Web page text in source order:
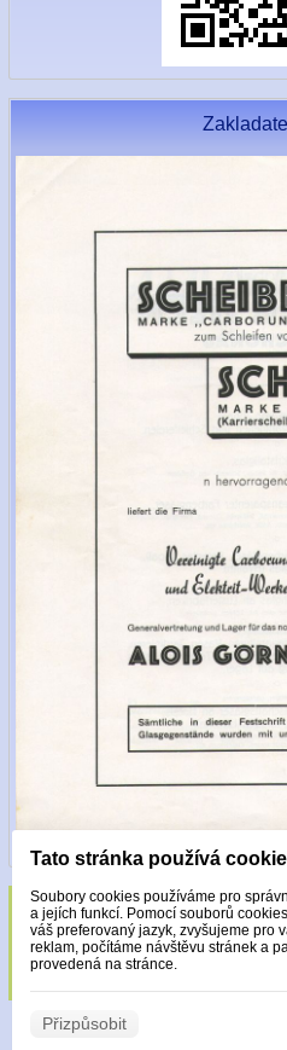
Sklo zdobeno pouze
Swarovski.
© 2026 WEXBO |
Tato stránka používá
Soubory cookies používáme pro
a jejích funkcí. Pomocí souborů
váš preferovaný jazyk, zvyšujeme pro
reklam, počítáme návštěvu stránek a
provedená na stránce.
Přizpůsobit